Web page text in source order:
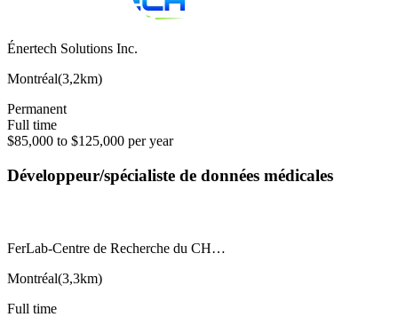
Énertech Solutions Inc.
Montréal(3,2km)
Permanent
Full time
$85,000 to $125,000 per year
Développeur/spécialiste de données médicales
FerLab-Centre de Recherche du CH…
Montréal(3,3km)
Full time